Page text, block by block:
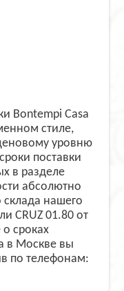
Bontempi Casa
стиле,
уровню
поставки
в разделе
абсолютно
нашего
CRUZ 01.80 от
сроках
в Москве вы
по телефонам: